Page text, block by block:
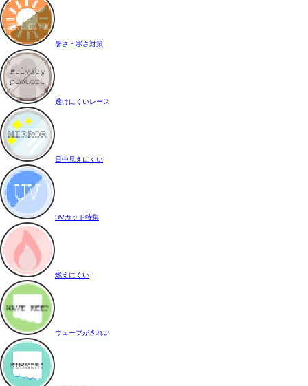
暑さ・寒さ対策
透けにくいレース
日中見えにくい
UVカット特集
燃えにくい
ウェーブがきれい